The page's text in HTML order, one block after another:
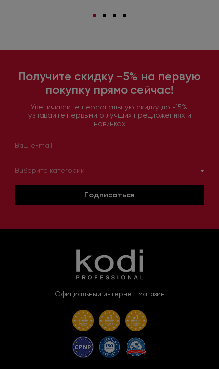
Получите скидку -5% на первую
покупку прямо сейчас!
Увеличивайте персональную скидку до -15%,
узнавайте первыми о лучших предложениях и
новинках
Выберите категории
Подписаться
Официальный интернет-магазин